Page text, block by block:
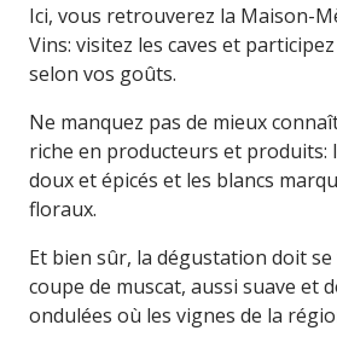
Ici, vous retrouverez la Maison-
Vins: visitez les caves et
selon vos goûts.
Ne manquez pas de mieux
riche en producteurs et produits:
doux et épicés et les blancs
floraux.
Et bien sûr, la dégustation doit
coupe de muscat, aussi suave et
ondulées où les vignes de la